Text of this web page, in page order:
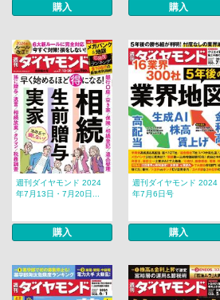
購入 購入
週刊ダイヤモンド 2024
年7月13日・7月20日...
購入
週刊ダイヤモンド 2024
年7月6日号
購入